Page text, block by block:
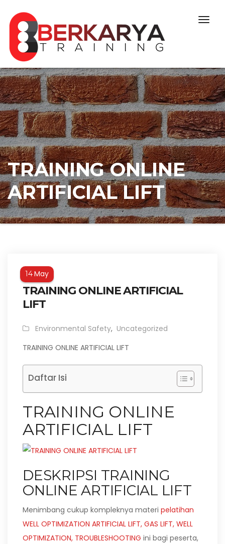
TRAINING ONLINE
ARTIFICIAL LIFT
14May
TRAINING ONLINE ARTIFICIAL
LIFT
Environmental Safety, Uncategorized
TRAINING ONLINE ARTIFICIAL LIFT
Daftar Isi
TRAINING ONLINE
ARTIFICIAL LIFT
DESKRIPSI TRAINING
ONLINE ARTIFICIAL LIFT
Menimbang cukup kompleknya materi pelatihan
WELL OPTIMIZATION ARTIFICIAL LIFT, GAS LIFT, WELL
OPTIMIZATION, TROUBLESHOOTING ini bagi peserta,